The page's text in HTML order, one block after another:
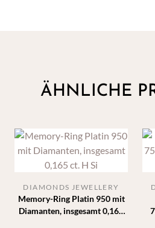
ÄHNLICHE
Memory-Ring Platin 950 mit
Diamanten, insgesamt 0,165
DIAMONDS JEWELLERY